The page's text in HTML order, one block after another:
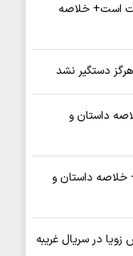
است+ خلاصه
دستگیر نشد
داستان و
داستان و
زویا در سریال غریبه